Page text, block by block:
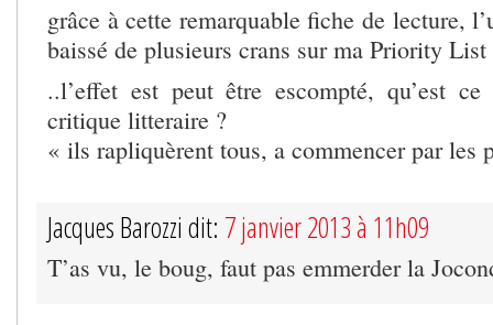
grâce à cette remarquable fiche de lecture,
baissé de plusieurs crans sur ma Priority List
..l’effet est peut être escompté, qu’est
critique litteraire ?
« ils rapliquèrent tous, a commencer par les
Jacques Barozzi dit: 7 janvier 2013 à 11h09
T’as vu, le boug, faut pas emmerder la